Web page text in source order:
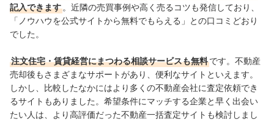
記入できます 。近隣の売買事例や高く売るコツも発信しており、
「ノウハウを公式サイトから無料でもらえる」との口コミどおり
でした。
注文住宅・賃貸経営にまつわる相談サービスも無料です。不動産
売却後もさまざまなサポートがあり、便利なサイトといえます。
しかし、比較したなかにはより多くの不動産会社に査定依頼でき
るサイトもありました。希望条件にマッチする企業と早く出会い
たい人は、より高評価だった不動産一括査定サイトも検討しまし